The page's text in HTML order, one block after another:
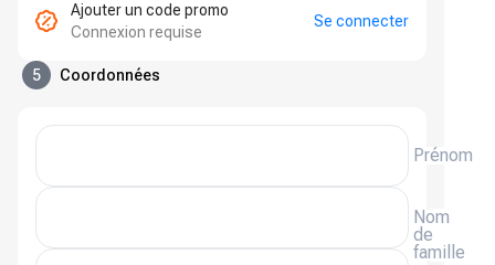
Ajouter un code promo
Connexion requise
Se connecter
5 Coordonnées
Prénom
Nom
de
famille